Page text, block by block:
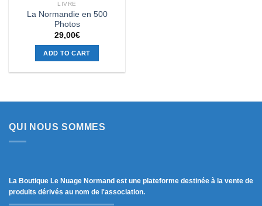
LIVRE
La Normandie en 500
Photos
29,00€
ADD TO CART
QUI NOUS SOMMES
La Boutique Le Nuage Normand est une plateforme destinée à la vente de
produits dérivés au nom de l'association.